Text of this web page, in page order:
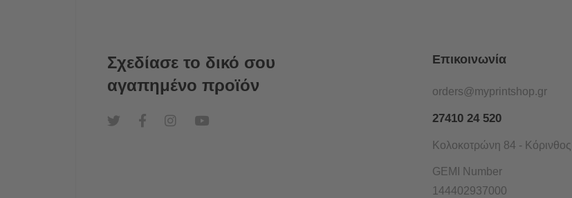
Σχεδίασε το δικό σου
αγαπημένο προϊόν
Επικοινωνία
orders@myprintshop.gr
27410 24 520
Κολοκοτρώνη 84 - Κόρινθος
GEMI Number
144402937000